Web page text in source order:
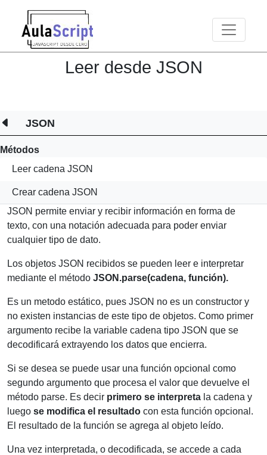
Toggle
Leer desde JSON
JSON
Métodos
Leer cadena JSON
Crear cadena JSON
JSON permite enviar y recibir información en forma de
texto, con una notación adecuada para poder enviar
cualquier tipo de dato.
Los objetos JSON recibidos se pueden leer e interpretar
mediante el método JSON.parse(cadena, función).
Es un metodo estático, pues JSON no es un constructor y
no existen instancias de este tipo de objetos. Como primer
argumento recibe la variable cadena tipo JSON que se
decodificará extrayendo los datos que encierra.
Si se desea se puede usar una función opcional como
segundo argumento que procesa el valor que devuelve el
método parse. Es decir primero se interpreta la cadena y
luego se modifica el resultado con esta función opcional.
El resultado de la función se agrega al objeto leído.
Una vez interpretada, o decodificada, se accede a cada